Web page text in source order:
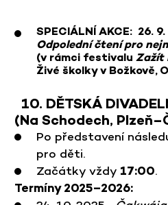
SPECIÁLNÍ AKCE: 26.
Odpolední čtení pro
(v rámci festivalu Zažít
Živé školky v Božkově,
10. DĚTSKÁ
(Na Schodech,
Po představení
pro děti.
Začátky vždy 17:00.
Termíny 2025–2026: